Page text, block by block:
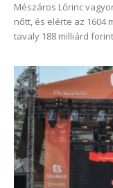
Mészáros Lőrinc
nőtt, és elérte az 1604
tavaly 188 milliárd